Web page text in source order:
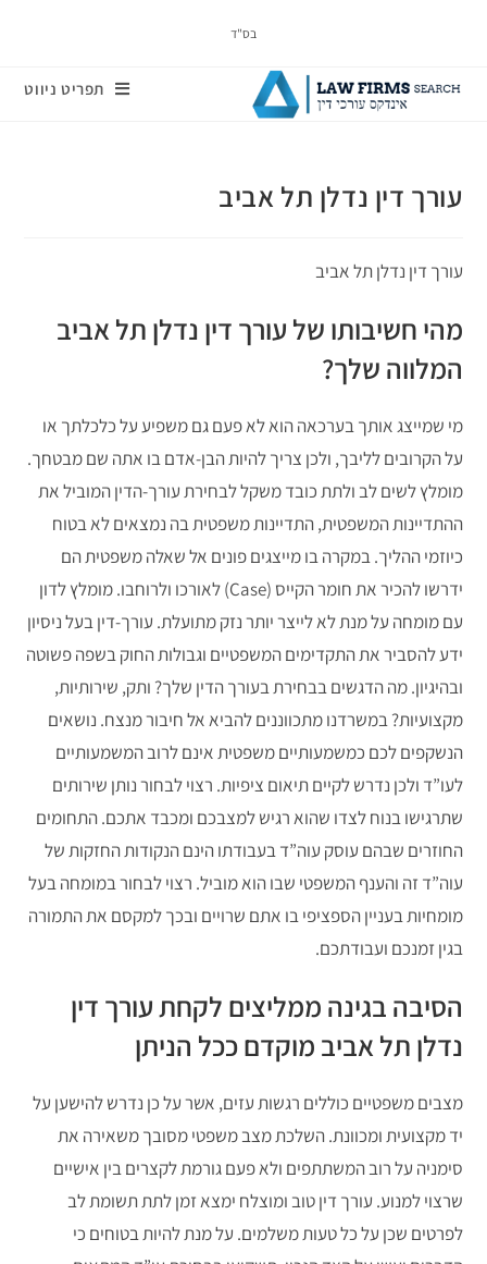
בס"ד
תפריט ניווט
עורך דין נדלן תל אביב
עורך דין נדלן תל אביב
מהי חשיבותו של עורך דין נדלן תל אביב
המלווה שלך?
מי שמייצג אותך בערכאה הוא לא פעם גם משפיע על כלכלתך או
על הקרובים לליבך, ולכן צריך להיות הבן-אדם בו אתה שם מבטחך.
מומלץ לשים לב ולתת כובד משקל לבחירת עורך-הדין המוביל את
ההתדיינות המשפטית, התדיינות משפטית בה נמצאים לא בטוח
כיוזמי ההליך. במקרה בו מייצגים פונים אל שאלה משפטית הם
ידרשו להכיר את חומר הקייס (Case) לאורכו ולרוחבו. מומלץ לדון
עם מומחה על מנת לא לייצר יותר נזק מתועלת. עורך-דין בעל ניסיון
ידע להסביר את התקדימים המשפטיים וגבולות החוק בשפה פשוטה
ובהיגיון. מה הדגשים בבחירת בעורך הדין שלך? ותק, שירותיות,
מקצועיות? במשרדנו מתכווננים להביא אל חיבור מנצח. נושאים
הנשקפים לכם כמשמעותיים משפטית אינם לרוב המשמעותיים
לעו”ד ולכן נדרש לקיים תיאום ציפיות. רצוי לבחור נותן שירותים
שתרגישו בנוח לצדו שהוא רגיש למצבכם ומכבד אתכם. התחומים
החוזרים שבהם עוסק עוה”ד בעבודתו הינם הנקודות החזקות של
עוה”ד זה והענף המשפטי שבו הוא מוביל. רצוי לבחור במומחה בעל
מומחיות בעניין הספציפי בו אתם שרויים ובכך למקסם את התמורה
בגין זמנכם ועבודתכם.
הסיבה בגינה ממליצים לקחת עורך דין
נדלן תל אביב מוקדם ככל הניתן
מצבים משפטיים כוללים רגשות עזים, אשר על כן נדרש להישען על
יד מקצועית ומכוונת. השלכת מצב משפטי מסובך משאירה את
סימניה על רוב המשתתפים ולא פעם גורמת לקצרים בין אישיים
שרצוי למנוע. עורך דין טוב ומוצלח ימצא זמן לתת תשומת לב
לפרטים שכן על כל טעות משלמים. על מנת להיות בטוחים כי